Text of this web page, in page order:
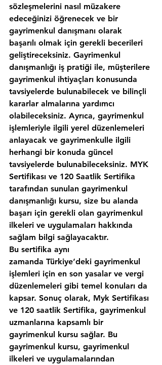
sözleşmelerini nasıl müzakere
edeceğinizi öğrenecek ve bir
gayrimenkul danışmanı olarak
başarılı olmak için gerekli becerileri
geliştireceksiniz. Gayrimenkul
danışmanlığı iş pratiği ile, müşterilere
gayrimenkul ihtiyaçları konusunda
tavsiyelerde bulunabilecek ve bilinçli
kararlar almalarına yardımcı
olabileceksiniz. Ayrıca, gayrimenkul
işlemleriyle ilgili yerel düzenlemeleri
anlayacak ve gayrimenkulle ilgili
herhangi bir konuda güncel
tavsiyelerde bulunabileceksiniz. MYK
Sertifikası ve 120 Saatlik Sertifika
tarafından sunulan gayrimenkul
danışmanlığı kursu, size bu alanda
başarı için gerekli olan gayrimenkul
ilkeleri ve uygulamaları hakkında
sağlam bilgi sağlayacaktır.
Bu sertifika aynı
zamanda Türkiye‘deki gayrimenkul
işlemleri için en son yasalar ve vergi
düzenlemeleri gibi temel konuları da
kapsar. Sonuç olarak, Myk Sertifikası
ve 120 saatlik Sertifika, gayrimenkul
uzmanlarına kapsamlı bir
gayrimenkul kursu sağlar. Bu
gayrimenkul kursu, gayrimenkul
ilkeleri ve uygulamalarından